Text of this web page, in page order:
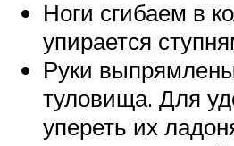
Ноги сгибаем в
упирается
Руки
туловища. Для
упереть их